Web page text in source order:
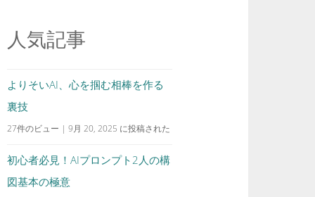
人気記事
よりそいAI、心を掴む相棒を作る
裏技
27件のビュー |9月 20, 2025 に投稿された
初心者必見！AIプロンプト2人の構
図基本の極意